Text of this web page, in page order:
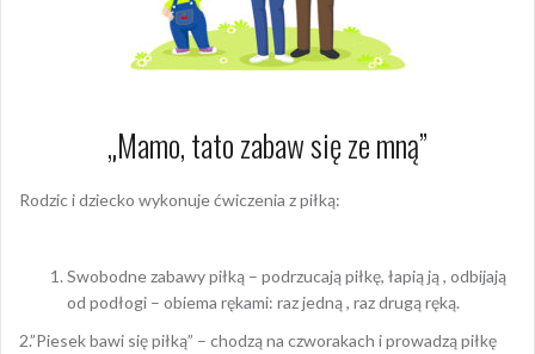
„Mamo, tato zabaw się ze mną”
Rodzic i dziecko wykonuje ćwiczenia z piłką:
Swobodne zabawy piłką – podrzucają piłkę, łapią ją , odbijają
od podłogi – obiema rękami: raz jedną , raz drugą ręką.
2.”Piesek bawi się piłką” – chodzą na czworakach i prowadzą piłkę